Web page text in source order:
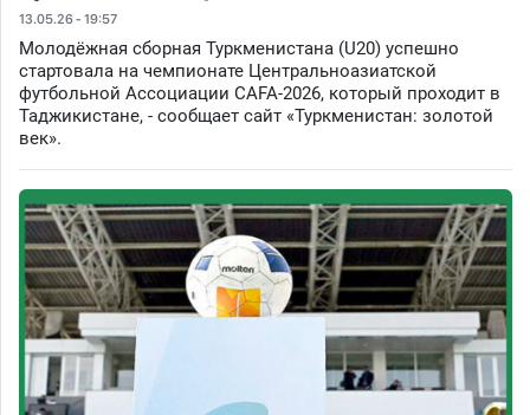
13.05.26 - 19:57
Молодёжная сборная Туркменистана (U20) успешно
стартовала на чемпионате Центральноазиатской
футбольной Ассоциации CAFA-2026, который проходит в
Таджикистане, - сообщает сайт «Туркменистан: золотой
век».